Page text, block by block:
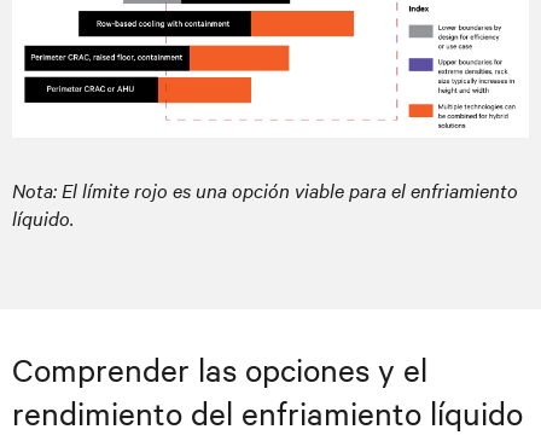
Nota: El límite rojo es una opción viable para el enfriamiento
líquido.
Comprender las opciones y el
rendimiento del enfriamiento líquido